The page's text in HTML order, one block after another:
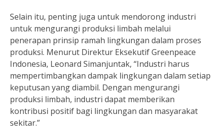
Selain itu, penting juga untuk mendorong industri
untuk mengurangi produksi limbah melalui
penerapan prinsip ramah lingkungan dalam proses
produksi. Menurut Direktur Eksekutif Greenpeace
Indonesia, Leonard Simanjuntak, “Industri harus
mempertimbangkan dampak lingkungan dalam setiap
keputusan yang diambil. Dengan mengurangi
produksi limbah, industri dapat memberikan
kontribusi positif bagi lingkungan dan masyarakat
sekitar.”